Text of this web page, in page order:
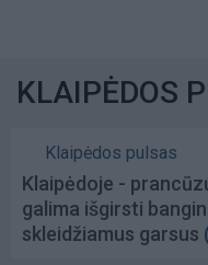
KLAIPĖDOS
Klaipėdos pulsas
Klaipėdoje -
galima išgirsti
skleidžiamus garsus